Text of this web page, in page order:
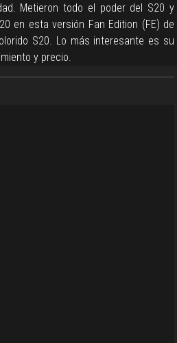
Metieron todo el poder del S20 y
en esta versión Fan Edition (FE) de
S20. Lo más interesante es su
y precio.